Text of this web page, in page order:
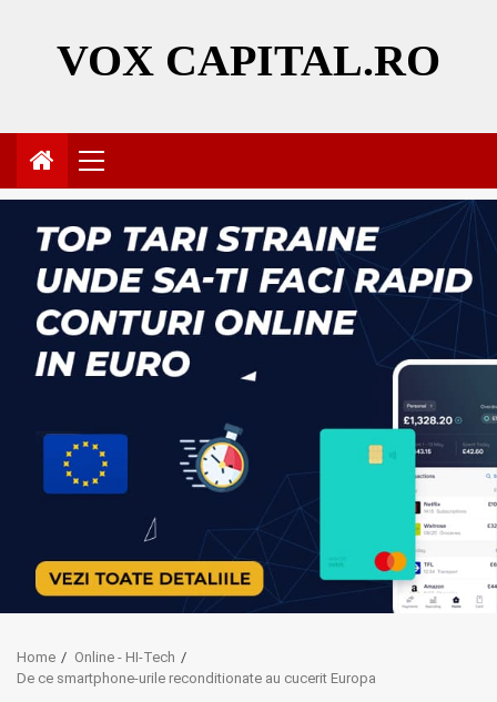
VOX CAPITAL.RO
Primary
Menu
Home
Online - HI-Tech
De ce smartphone-urile reconditionate au cucerit Europa